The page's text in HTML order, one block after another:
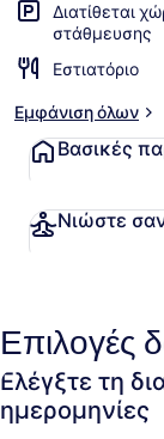
Διατίθεται
στάθμευσης
Εστιατόριο
Εμφάνιση όλων
Βασικές
Νιώστε
Επιλογές
Ελέγξτε τη
ημερομηνίες